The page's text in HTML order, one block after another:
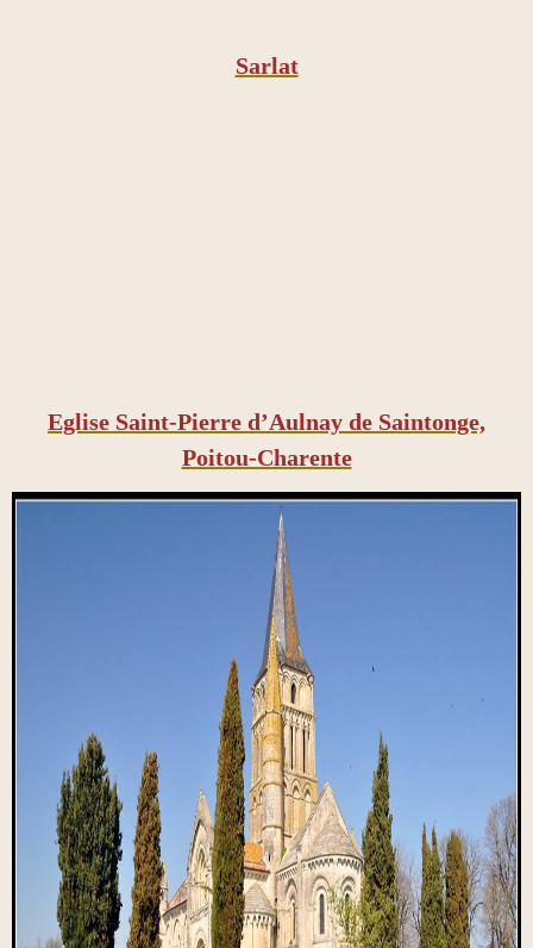
Sarlat
​Eglise Saint-Pierre d’Aulnay de Saintonge,
Poitou-Charente